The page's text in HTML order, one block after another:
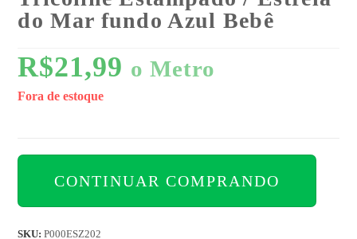
do Mar fundo Azul Bebê
R$21,99 o Metro
Fora de estoque
CONTINUAR COMPRANDO
SKU:P000ESZ202